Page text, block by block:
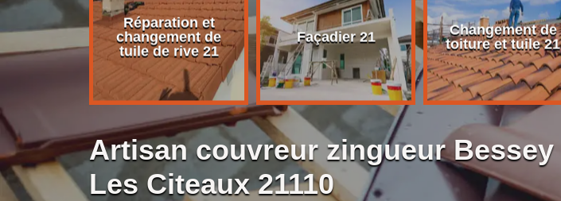
de
Réparation et
changement de
tuile de rive 21
Façadier 21
Changement de
toiture et tuile 21
Artisan couvreur zingueur Bessey
Les Citeaux 21110